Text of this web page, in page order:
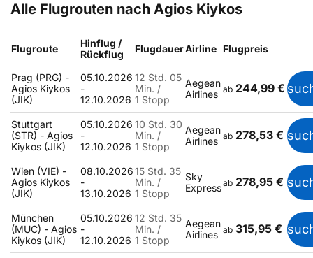
Alle Flugrouten nach Agios Kiykos
Flugroute
Hinflug /
Rückflug
FlugdauerAirline Flugpreis
Prag (PRG) -
Agios Kiykos
(JIK)
05.10.2026
-
12.10.2026
12 Std. 05
Min. /
1 Stopp
Aegean
Airlines ab 244,99 €
Stuttgart
(STR) - Agios
Kiykos (JIK)
05.10.2026
-
12.10.2026
10 Std. 30
Min. /
1 Stopp
Aegean
Airlines ab 278,53 €
Wien (VIE) -
Agios Kiykos
(JIK)
08.10.2026
-
13.10.2026
15 Std. 35
Min. /
1 Stopp
Sky
Expressab 278,95 €
München
(MUC) - Agios
Kiykos (JIK)
05.10.2026
-
12.10.2026
12 Std. 35
Min. /
1 Stopp
Aegean
Airlines ab 315,95 €